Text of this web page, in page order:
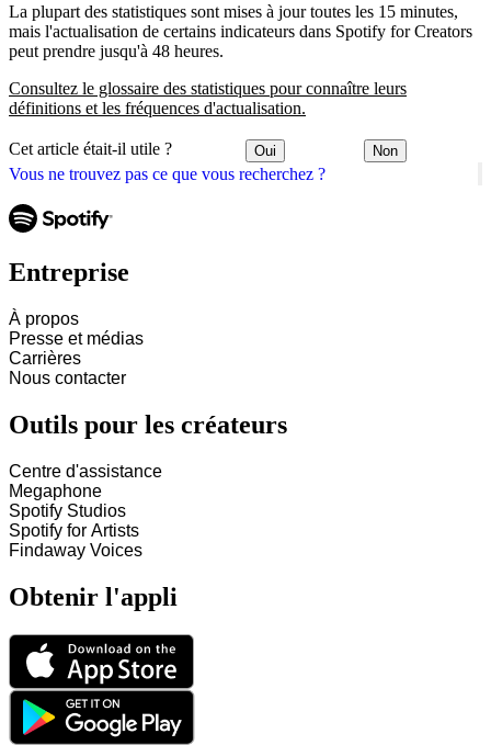
Vous ne trouvez pas ce que vous recherchez ?
La plupart des statistiques sont mises à jour toutes les 15 minutes,
mais l'actualisation de certains indicateurs dans Spotify for Creators
peut prendre jusqu'à 48 heures.
Consultez le glossaire des statistiques pour connaître leurs
définitions et les fréquences d'actualisation.
Cet article était-il utile ? Oui Non
Entreprise
À propos
Presse et médias
Carrières
Nous contacter
Outils pour les créateurs
Centre d'assistance
Megaphone
Spotify Studios
Spotify for Artists
Findaway Voices
Obtenir l'appli